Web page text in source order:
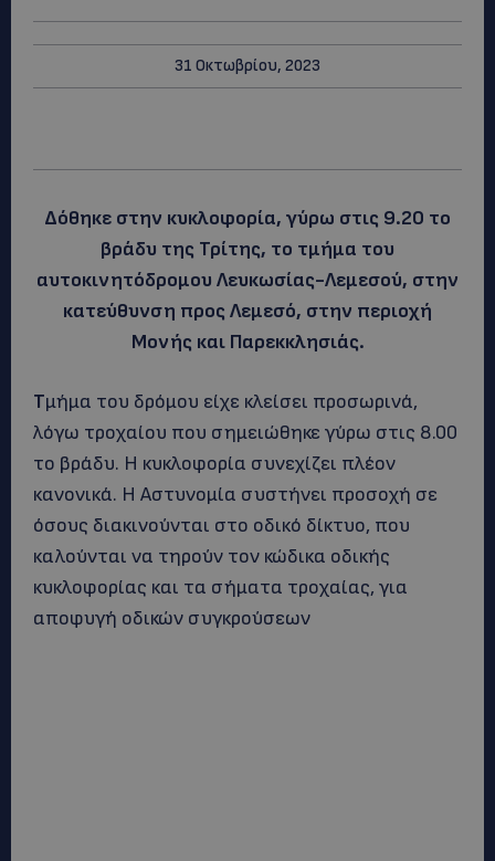
31 Οκτωβρίου, 2023
Δόθηκε στην κυκλοφορία, γύρω στις 9.20 το
βράδυ της Τρίτης, το τμήμα του
αυτοκινητόδρομου Λευκωσίας-Λεμεσού, στην
κατεύθυνση προς Λεμεσό, στην περιοχή
Μονής και Παρεκκλησιάς.
Τμήμα του δρόμου είχε κλείσει προσωρινά,
λόγω τροχαίου που σημειώθηκε γύρω στις 8.00
το βράδυ. Η κυκλοφορία συνεχίζει πλέον
κανονικά. Η Αστυνομία συστήνει προσοχή σε
όσους διακινούνται στο οδικό δίκτυο, που
καλούνται να τηρούν τον κώδικα οδικής
κυκλοφορίας και τα σήματα τροχαίας, για
αποφυγή οδικών συγκρούσεων